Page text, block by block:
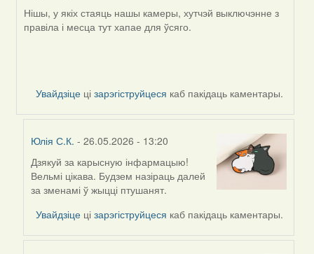
Нішы, у якіх стаяць нашы камеры, хутчэй выключэнне з
правіла і месца тут хапае для ўсяго.
Увайдзіце цізарэгіструйцеся каб пакідаць каментары.
Юлія С.К. - 26.05.2026 - 13:20
In
reply
to
by
Harrier
Дзякуй за карысную інфармацыю!
Вельмі цікава. Будзем назіраць далей
за зменамі ў жыцці птушанят.
Увайдзіце цізарэгіструйцеся каб пакідаць каментары.